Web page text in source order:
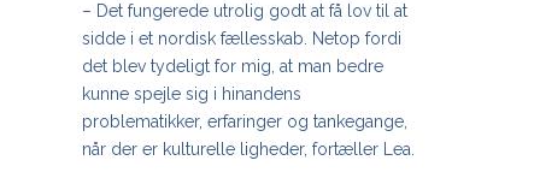
– Det fungerede utrolig godt at få lov til at
sidde i et nordisk fællesskab. Netop fordi
det blev tydeligt for mig, at man bedre
kunne spejle sig i hinandens
problematikker, erfaringer og tankegange,
når der er kulturelle ligheder, fortæller Lea.